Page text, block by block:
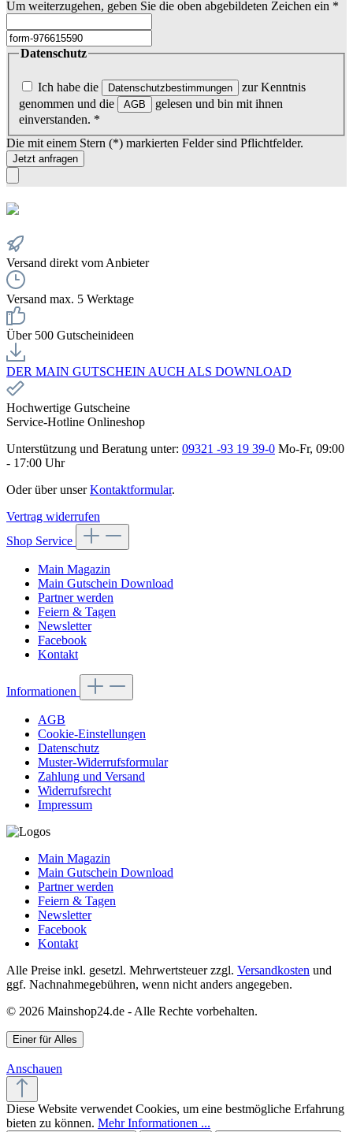
Um weiterzugehen, geben Sie die oben abgebildeten Zeichen ein *
Datenschutz
Ich habe die Datenschutzbestimmungen
zur Kenntnis
genommen und die
AGB
gelesen und bin mit ihnen
einverstanden. *
Die mit einem Stern (*) markierten Felder sind Pflichtfelder.
Jetzt anfragen
Versand direkt vom Anbieter
Versand max. 5 Werktage
Über 500 Gutscheinideen
DER MAIN GUTSCHEIN AUCH ALS DOWNLOAD
Hochwertige Gutscheine
Service-Hotline Onlineshop
Unterstützung und Beratung unter: 09321 -93 19 39-0 Mo-Fr, 09:00
- 17:00 Uhr
Oder über unserKontaktformular.
Vertrag widerrufen
Shop Service
Main Magazin
Main Gutschein Download
Partner werden
Feiern & Tagen
Newsletter
Facebook
Kontakt
Informationen
AGB
Cookie-Einstellungen
Datenschutz
Muster-Widerrufsformular
Zahlung und Versand
Widerrufsrecht
Impressum
Main Magazin
Main Gutschein Download
Partner werden
Feiern & Tagen
Newsletter
Facebook
Kontakt
Alle Preise inkl. gesetzl. Mehrwertsteuer zzgl. Versandkosten und
ggf. Nachnahmegebühren, wenn nicht anders angegeben.
© 2026 Mainshop24.de - Alle Rechte vorbehalten.
Einer für Alles
Anschauen
Diese Website verwendet Cookies, um eine bestmögliche Erfahrung
bieten zu können. Mehr Informationen ...